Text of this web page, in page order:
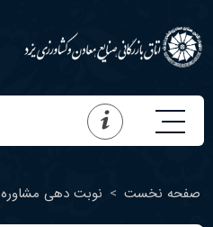
صفحه نخست > نوبت دهی مشاوره